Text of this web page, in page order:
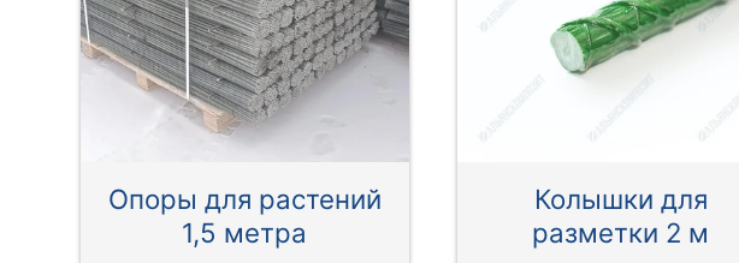
Опоры для растений
1,5 метра
Колышки для
разметки 2 м